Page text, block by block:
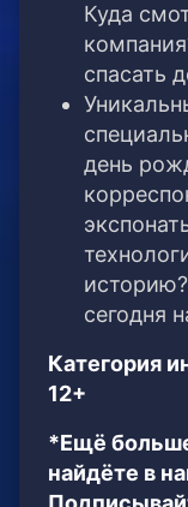
Куда
спасать
день
сегодня
Категория
12+
*Ещё
найдёте в